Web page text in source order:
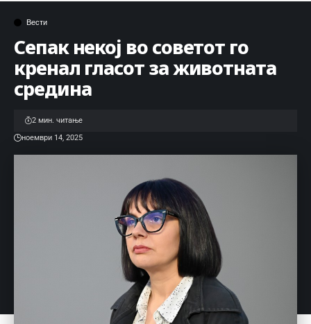
Вести
Сепак некој во советот го
кренал гласот за животната
средина
ноември 14, 2025
2 мин. читање